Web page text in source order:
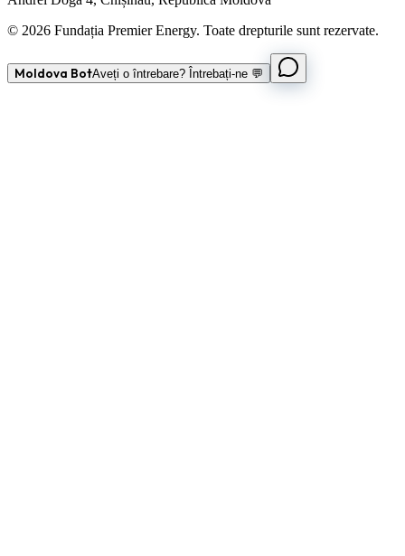
© 2026 Fundația Premier Energy. Toate drepturile sunt rezervate.
Moldova BotAveți o întrebare? Întrebați-ne 💬